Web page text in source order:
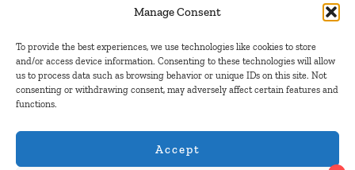
Manage Consent
To provide the best experiences, we use technologies like cookies to store
and/or access device information. Consenting to these technologies will allow
us to process data such as browsing behavior or unique IDs on this site. Not
consenting or withdrawing consent, may adversely affect certain features and
functions.
Accept
Contacte-nos